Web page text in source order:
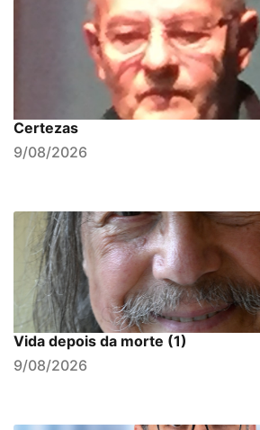
Certezas
9/08/2026
Vida depois da morte (1)
9/08/2026